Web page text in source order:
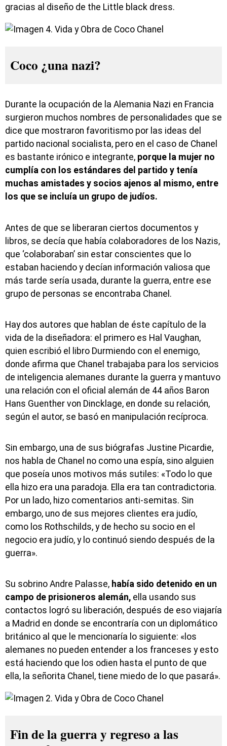
gracias al diseño de the Little black dress.
Coco ¿una nazi?
Durante la ocupación de la Alemania Nazi en Francia
surgieron muchos nombres de personalidades que se
dice que mostraron favoritismo por las ideas del
partido nacional socialista, pero en el caso de Chanel
es bastante irónico e integrante, porque la mujer no
cumplía con los estándares del partido y tenía
muchas amistades y socios ajenos al mismo, entre
los que se incluía un grupo de judíos.
Antes de que se liberaran ciertos documentos y
libros, se decía que había colaboradores de los Nazis,
que ‘colaboraban’ sin estar conscientes que lo
estaban haciendo y decían información valiosa que
más tarde sería usada, durante la guerra, entre ese
grupo de personas se encontraba Chanel.
Hay dos autores que hablan de éste capítulo de la
vida de la diseñadora: el primero es Hal Vaughan,
quien escribió el libro Durmiendo con el enemigo,
donde afirma que Chanel trabajaba para los servicios
de inteligencia alemanes durante la guerra y mantuvo
una relación con el oficial alemán de 44 años Baron
Hans Guenther von Dincklage, en donde su relación,
según el autor, se basó en manipulación recíproca.
Sin embargo, una de sus biógrafas Justine Picardie,
nos habla de Chanel no como una espía, sino alguien
que poseía unos motivos más sutiles: «Todo lo que
ella hizo era una paradoja. Ella era tan contradictoria.
Por un lado, hizo comentarios anti-semitas. Sin
embargo, uno de sus mejores clientes era judío,
como los Rothschilds, y de hecho su socio en el
negocio era judío, y lo continuó siendo después de la
guerra».
Su sobrino Andre Palasse, había sido detenido en un
campo de prisioneros alemán, ella usando sus
contactos logró su liberación, después de eso viajaría
a Madrid en donde se encontraría con un diplomático
británico al que le mencionaría lo siguiente: «los
alemanes no pueden entender a los franceses y esto
está haciendo que los odien hasta el punto de que
ella, la señorita Chanel, tiene miedo de lo que pasará».
Fin de la guerra y regreso a las